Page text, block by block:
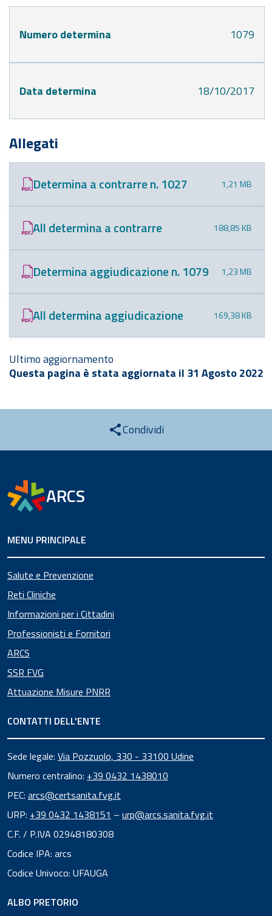
Numero determina 1079
Data determina 18/10/2017
Allegati
Determina a contrarre n. 1027 1,21 MB
All determina a contrarre 188,85 KB
Determina aggiudicazione n. 1079 1,23 MB
All determina aggiudicazione 169,38 KB
Ultimo aggiornamento
Questa pagina è stata aggiornata il 31 Agosto 2022
Condividi
ARCS
MENU PRINCIPALE
Salute e Prevenzione
Reti Cliniche
Informazioni per i Cittadini
Professionisti e Fornitori
ARCS
SSR FVG
Attuazione Misure PNRR
CONTATTI DELL'ENTE
Sede legale: Via Pozzuolo, 330 - 33100 Udine
Numero centralino: +39 0432 1438010
PEC: arcs@certsanita.fvg.it
URP: +39 0432 1438151 – urp@arcs.sanita.fvg.it
C.F. / P.IVA 02948180308
Codice IPA: arcs
Codice Univoco: UFAUGA
ALBO PRETORIO